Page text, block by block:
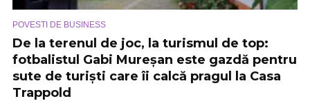
POVESTI DE BUSINESS
De la terenul de joc, la turismul de top:
fotbalistul Gabi Mureșan este gazdă pentru
sute de turiști care îi calcă pragul la Casa
Trappold